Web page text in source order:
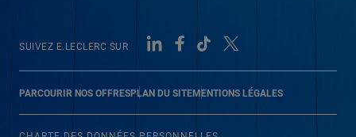
PARCOURIR NOS OFFRESPLAN DU SITEMENTIONS LÉGALES
SUIVEZ E.LECLERC SUR